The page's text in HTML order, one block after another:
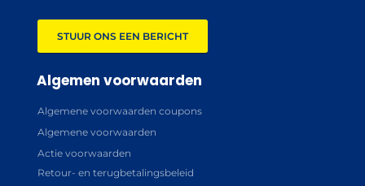
STUUR ONS EEN BERICHT
Algemen voorwaarden
Algemene voorwaarden coupons
Algemene voorwaarden
Actie voorwaarden
Retour- en terugbetalingsbeleid